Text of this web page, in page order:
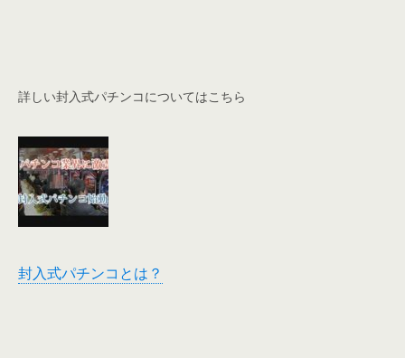
詳しい封入式パチンコについてはこちら
封入式パチンコとは？